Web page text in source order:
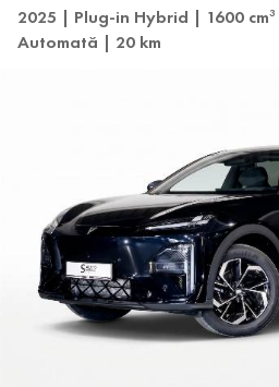
2025 | Plug-in Hybrid | 1600 cm3
Automată | 20 km